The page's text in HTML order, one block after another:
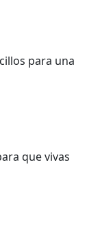
para una
que vivas